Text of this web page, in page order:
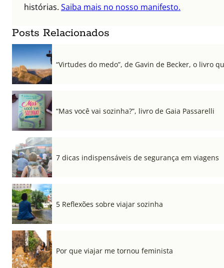
histórias. Saiba mais no nosso manifesto.
Posts Relacionados
“Virtudes do medo”, de Gavin de Becker, o livro
“Mas você vai sozinha?”, livro de Gaia Passarelli
7 dicas indispensáveis de segurança em viagens
5 Reflexões sobre viajar sozinha
Por que viajar me tornou feminista